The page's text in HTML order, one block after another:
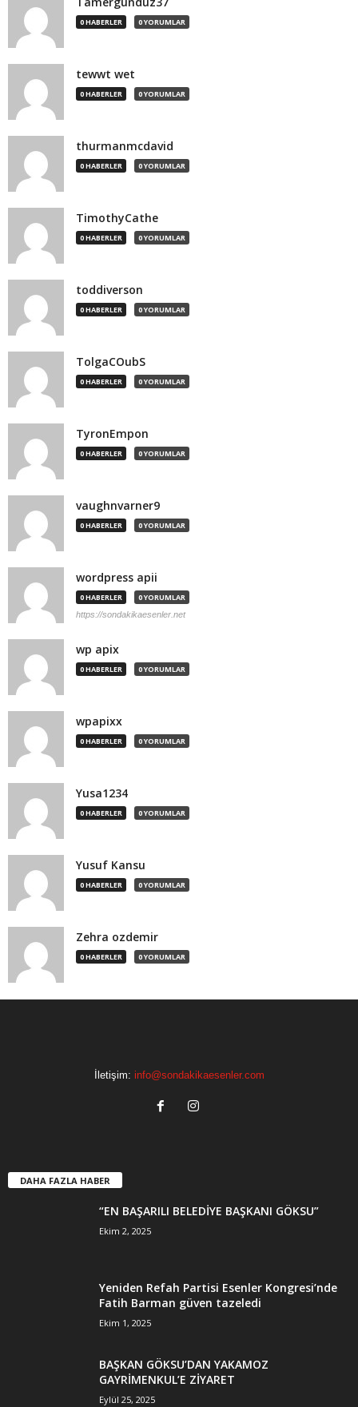
0 HABERLER 0 YORUMLAR
tewwt wet
0 HABERLER 0 YORUMLAR
thurmanmcdavid
0 HABERLER 0 YORUMLAR
TimothyCathe
0 HABERLER 0 YORUMLAR
toddiverson
0 HABERLER 0 YORUMLAR
TolgaCOubS
0 HABERLER 0 YORUMLAR
TyronEmpon
0 HABERLER 0 YORUMLAR
vaughnvarner9
0 HABERLER 0 YORUMLAR
wordpress apii
0 HABERLER 0 YORUMLAR
https://sondakikaesenler.net
wp apix
0 HABERLER 0 YORUMLAR
wpapixx
0 HABERLER 0 YORUMLAR
Yusa1234
0 HABERLER 0 YORUMLAR
Yusuf Kansu
0 HABERLER 0 YORUMLAR
Zehra ozdemir
0 HABERLER 0 YORUMLAR
İletişim: info@sondakikaesenler.com
DAHA FAZLA HABER
“EN BAŞARILI BELEDİYE BAŞKANI GÖKSU”
Ekim 2, 2025
Yeniden Refah Partisi Esenler Kongresi’nde
Fatih Barman güven tazeledi
Ekim 1, 2025
BAŞKAN GÖKSU’DAN YAKAMOZ
GAYRİMENKUL’E ZİYARET
Eylül 25, 2025